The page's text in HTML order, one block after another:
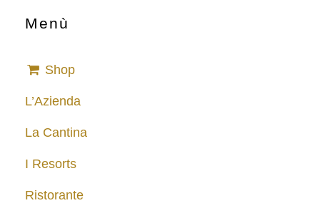
Menù
Shop
L’Azienda
La Cantina
I Resorts
Ristorante